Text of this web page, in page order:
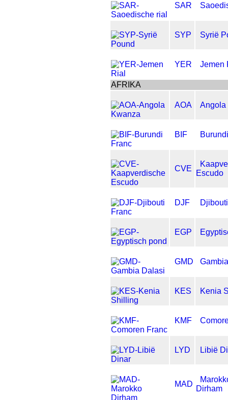
SAR
SYP Syrië
YER Jemen
AFRIKA
AOA Angola
BIF
CVE
Escudo
DJF
EGP
GMD
KES Kenia
KMF
LYD Libië
MAD
Dirham